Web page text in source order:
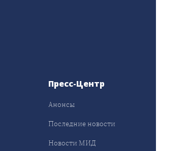
Пресс-Центр
Анонсы
Последние новости
Новости МИД